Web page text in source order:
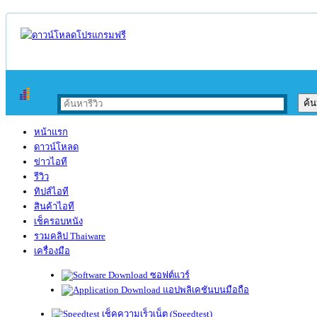
หน้าแรก
ดาวน์โหลด
ข่าวไอที
รีวิว
ทิปส์ไอที
สินค้าไอที
เช็ครอบหนัง
รวมคลิป Thaiware
เครื่องมือ
ซอฟต์แวร์
แอปพลิเคชันบนมือถือ
เช็คความเร็วเน็ต (Speedtest)